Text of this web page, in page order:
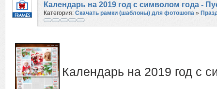
Календарь на 2019 год с символом года -
Категория: Скачать рамки (шаблоны) для фотошопа »
Календарь на 2019 год с